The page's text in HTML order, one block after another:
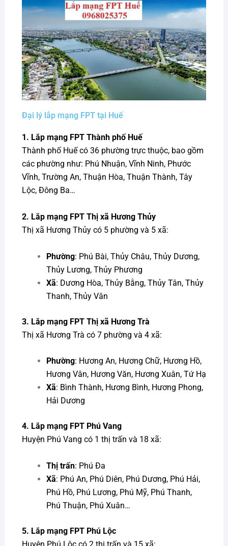
Đại lý lắp mạng FPT tại Huế
1. Lắp mạng FPT Thành phố Huế
Thành phố Huế có 36 phường trực thuộc, bao gồm
các phường như: Phú Nhuận, Vĩnh Ninh, Phước
Vĩnh, Trường An, Thuận Hòa, Thuận Thành, Tây
Lộc, Đông Ba…
2. Lắp mạng FPT Thị xã Hương Thủy
Thị xã Hương Thủy có 5 phường và 5 xã:
Phường: Phú Bài, Thủy Châu, Thủy Dương,
Thủy Lương, Thủy Phương
Xã: Dương Hòa, Thủy Bằng, Thủy Tân, Thủy
Thanh, Thủy Vân
3. Lắp mạng FPT Thị xã Hương Trà
Thị xã Hương Trà có 7 phường và 4 xã:
Phường: Hương An, Hương Chữ, Hương Hồ,
Hương Vân, Hương Văn, Hương Xuân, Tứ Hạ
Xã: Bình Thành, Hương Bình, Hương Phong,
Hải Dương
4. Lắp mạng FPT Phú Vang
Huyện Phú Vang có 1 thị trấn và 18 xã:
Thị trấn: Phú Đa
Xã: Phú An, Phú Diên, Phú Dương, Phú Hải,
Phú Hồ, Phú Lương, Phú Mỹ, Phú Thanh,
Phú Thuận, Phú Xuân…
5. Lắp mạng FPT Phú Lộc